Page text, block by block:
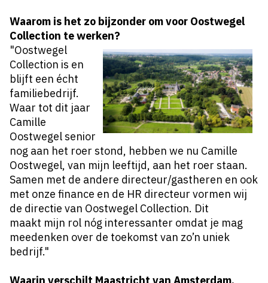
Waarom is het zo bijzonder om voor Oostwegel
Collection te werken?
"Oostwegel
Collection is en
blijft een écht
familiebedrijf.
Waar tot dit jaar
Camille
Oostwegel senior
nog aan het roer stond, hebben we nu Camille
Oostwegel, van mijn leeftijd, aan het roer staan.
Samen met de andere directeur/gastheren en ook
met onze finance en de HR directeur vormen wij
de directie van Oostwegel Collection. Dit
maakt mijn rol nóg interessanter omdat je mag
meedenken over de toekomst van zo’n uniek
bedrijf."